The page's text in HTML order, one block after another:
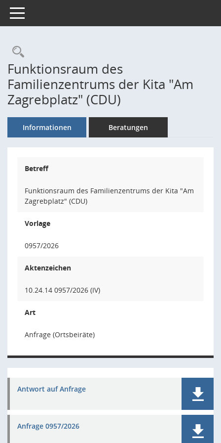
Toggle navigation
Rechercheauswahl
Funktionsraum des
Familienzentrums der Kita "Am
Zagrebplatz" (CDU)
Informationen Beratungen
Betreff
Funktionsraum des Familienzentrums der Kita "Am
Zagrebplatz" (CDU)
Vorlage
0957/2026
Aktenzeichen
10.24.14 0957/2026 (IV)
Art
Anfrage (Ortsbeiräte)
Antwort auf Anfrage
Anfrage 0957/2026